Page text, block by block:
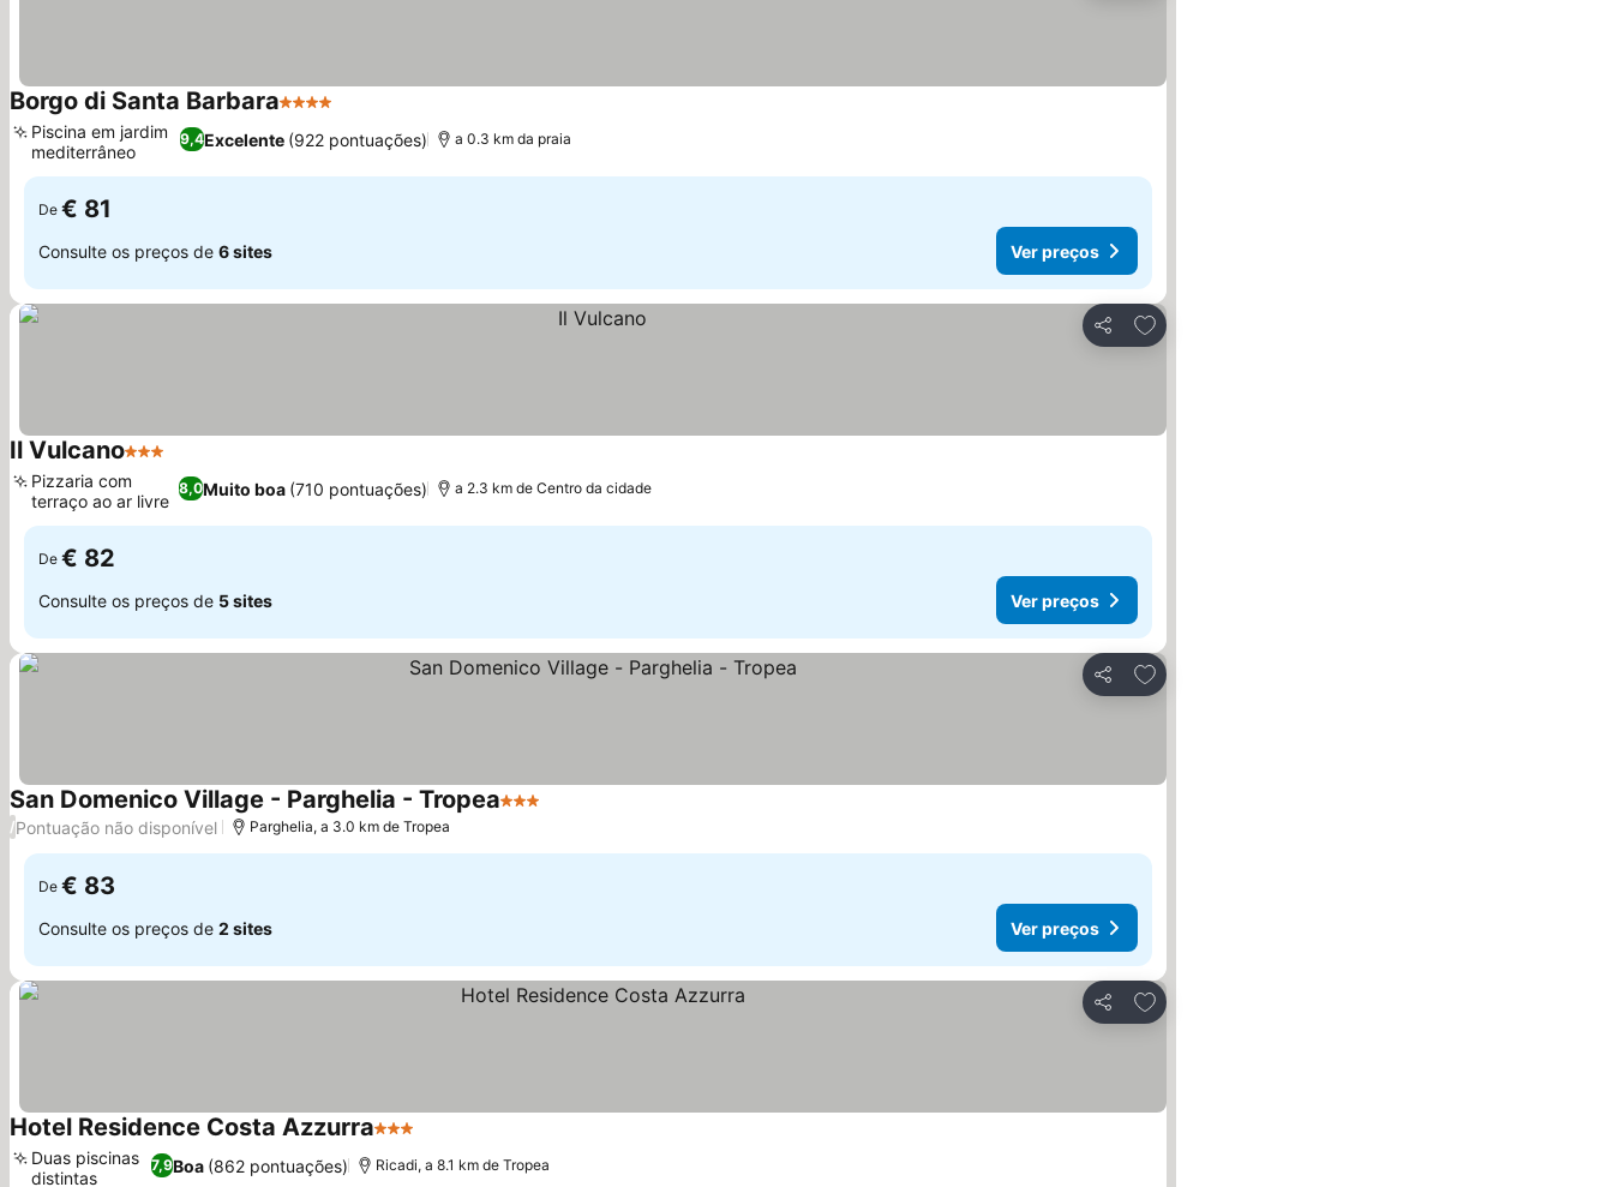
Borgo di Santa Barbara4 Estrelas
9,4Excelente (922 pontuações)
Piscina em jardim
mediterrâneo
a 0.3 km da praia
De € 81
Consulte os preços de 6 sites Ver preços
Partilhar
Adicionar aos favoritos
Il Vulcano3 Estrelas
8,0Muito boa (710 pontuações)
Pizzaria com
terraço ao ar livre
a 2.3 km de Centro da cidade
De € 82
Consulte os preços de 5 sites Ver preços
Partilhar
Adicionar aos favoritos
San Domenico Village - Parghelia - Tropea3 Estrelas
/Pontuação não disponível Parghelia, a 3.0 km de Tropea
De € 83
Consulte os preços de 2 sites Ver preços
Partilhar
Adicionar aos favoritos
Hotel Residence Costa Azzurra3 Estrelas
7,9Boa (862 pontuações)
Duas piscinas
distintas
Ricadi, a 8.1 km de Tropea